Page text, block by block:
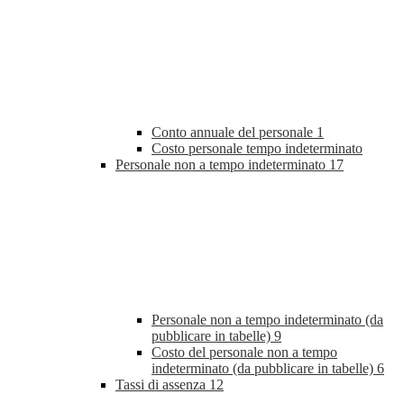
Conto annuale del personale 1
Costo personale tempo indeterminato
Personale non a tempo indeterminato 17
Personale non a tempo indeterminato (da
pubblicare in tabelle) 9
Costo del personale non a tempo
indeterminato (da pubblicare in tabelle) 6
Tassi di assenza 12